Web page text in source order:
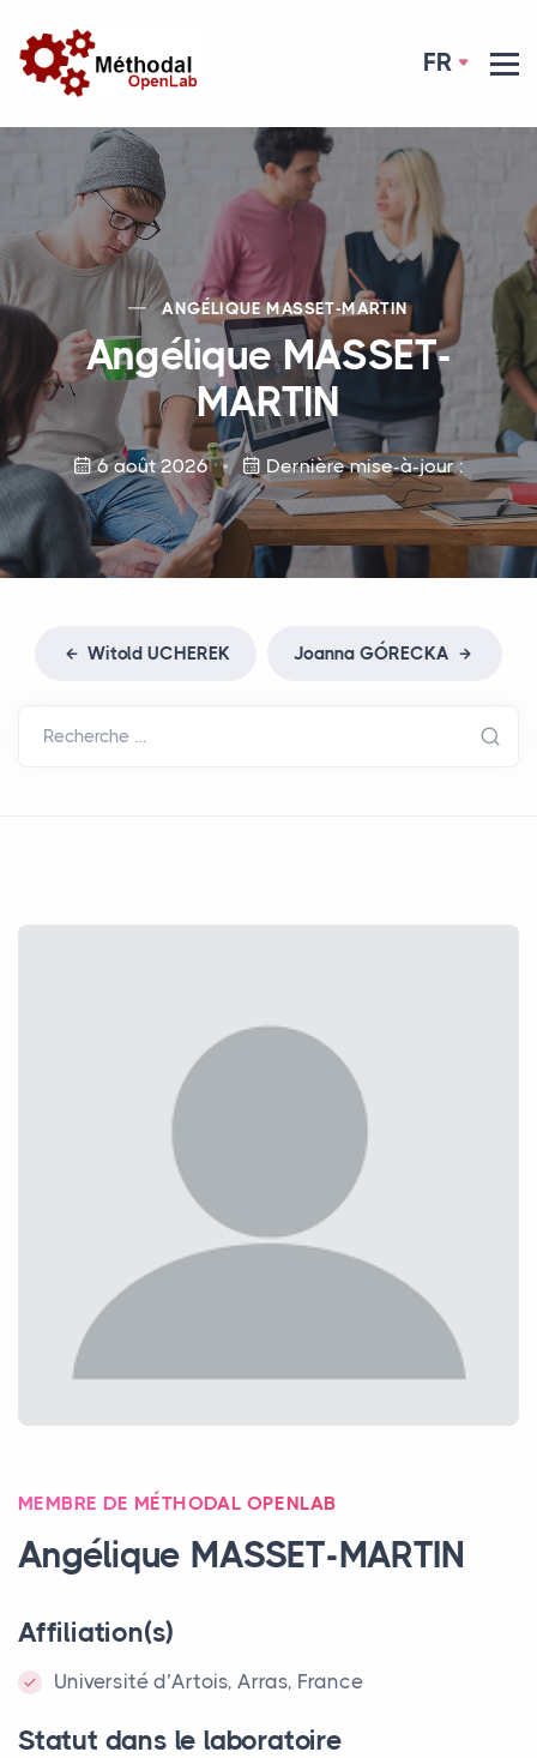
FR
ANGÉLIQUEMASSET-MARTIN
AngéliqueMASSET-
MARTIN
6 août 2026 Dernière mise-à-jour :
Witold UCHEREK Joanna GÓRECKA
Recherche …
MEMBRE DE MÉTHODAL OPENLAB
Angélique MASSET-MARTIN
Affiliation(s)
Université d’Artois, Arras, France
Statut dans le laboratoire